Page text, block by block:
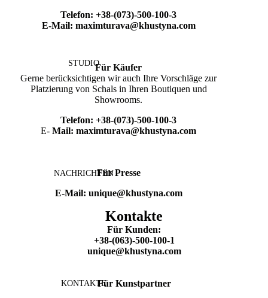
STUDIO
NACHRICHTEN
KONTAKTE
Telefon: +38-(073)-500-100-3
E-Mail: maximturava@khustyna.com
Für Käufer
Gerne berücksichtigen wir auch Ihre Vorschläge zur
Platzierung von Schals in Ihren Boutiquen und
Showrooms.
Telefon: +38-(073)-500-100-3
E- Mail: maximturava@khustyna.com
Für Presse
E-Mail: unique@khustyna.com
Kontakte
Für Kunden:
+38-(063)-500-100-1
unique@khustyna.com
Für Kunstpartner